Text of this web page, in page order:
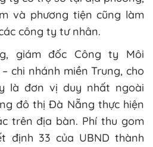
và phương tiện cũng làm
công ty tư nhân.
giám đốc Công ty Môi
chi nhánh miền Trung, cho
là đơn vị duy nhất ngoài
đô thị Đà Nẵng thực hiện
trên địa bàn. Phí thu gom
định 33 của UBND thành